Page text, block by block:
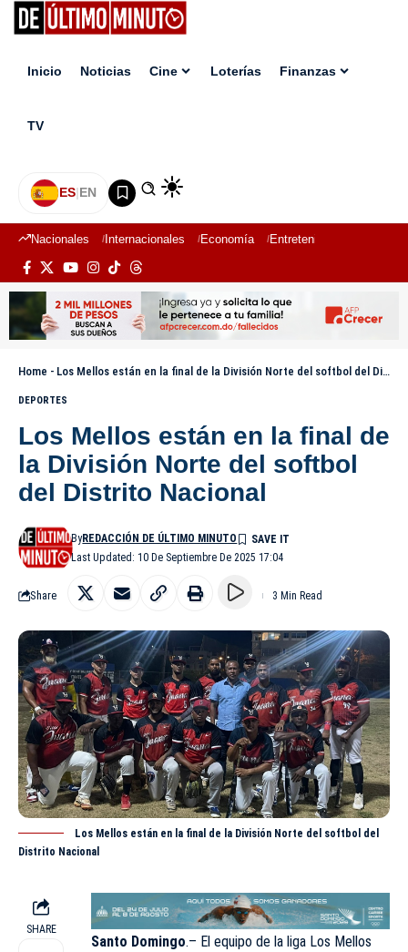
Inicio Noticias Cine Loterías Finanzas
TV
ES|EN
Nacionales Internacionales Economía Entretenimiento
Home - Los Mellos están en la final de la División Norte del softbol del Distrito Nacional
DEPORTES
Los Mellos están en la final de
la División Norte del softbol
del Distrito Nacional
Last Updated: 10 De Septiembre De 2025 17:04
ByREDACCIÓN DE ÚLTIMO MINUTO
Share 3 Min Read
Los Mellos están en la final de la División Norte del softbol del
Distrito Nacional
SHARE
Santo Domingo.– El equipo de la liga Los Mellos